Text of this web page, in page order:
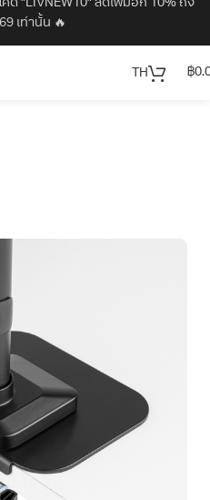
TH ฿
ด "LIVNEW10" ลดเพิ่มอีก 10% ถึง
เท่านั้น 🔥